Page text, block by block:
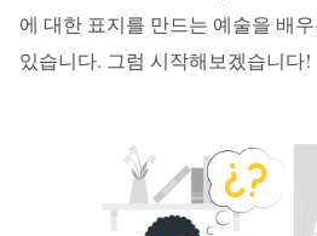
에 대한 표지를 만드는 예술을 배
있습니다. 그럼 시작해보겠습니다!